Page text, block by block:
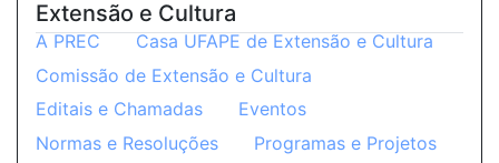
Extensão e Cultura
A PREC
Casa UFAPE de Extensão e Cultura
Comissão de Extensão e Cultura
Editais e Chamadas
Eventos
Normas e Resoluções
Programas e Projetos